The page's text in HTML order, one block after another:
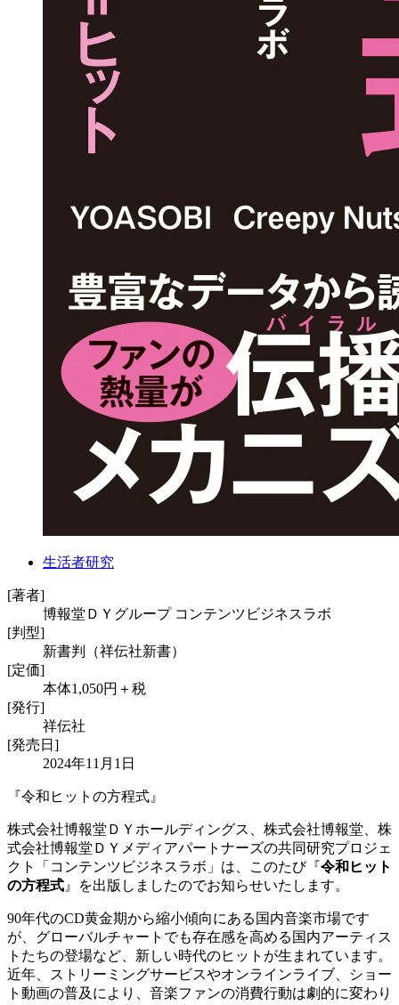
生活者研究
[著者]
博報堂ＤＹグループ コンテンツビジネスラボ
[判型]
新書判（祥伝社新書）
[定価]
本体1,050円＋税
[発行]
祥伝社
[発売日]
2024年11月1日
『令和ヒットの方程式』
株式会社博報堂ＤＹホールディングス、株式会社博報堂、株
式会社博報堂ＤＹメディアパートナーズの共同研究プロジェ
クト「コンテンツビジネスラボ」は、このたび『令和ヒット
の方程式 』を出版しましたのでお知らせいたします。
90年代のCD黄金期から縮小傾向にある国内音楽市場です
が、グローバルチャートでも存在感を高める国内アーティス
トたちの登場など、新しい時代のヒットが生まれています。
近年、ストリーミングサービスやオンラインライブ、ショー
ト動画の普及により、音楽ファンの消費行動は劇的に変わり